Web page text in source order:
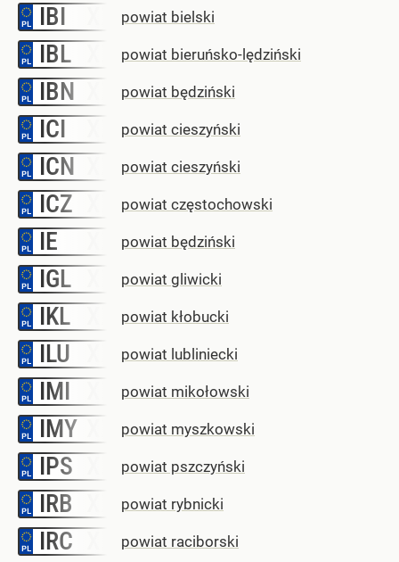
IBI powiat bielski
IBL powiat bieruńsko-lędziński
IBN powiat będziński
ICI powiat cieszyński
ICN powiat cieszyński
ICZ powiat częstochowski
IE powiat będziński
IGL powiat gliwicki
IKL powiat kłobucki
ILU powiat lubliniecki
IMI powiat mikołowski
IMY powiat myszkowski
IPS powiat pszczyński
IRB powiat rybnicki
IRC powiat raciborski